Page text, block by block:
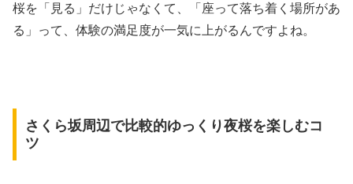
桜を「見る」だけじゃなくて、「座って落ち着く場所があ
る」って、体験の満足度が一気に上がるんですよね。
さくら坂周辺で比較的ゆっくり夜桜を楽しむコ
ツ